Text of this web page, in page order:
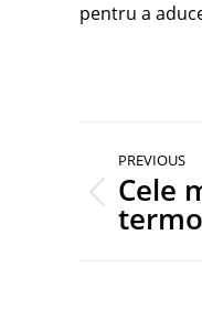
pentru a
Post
PREVIOUS
Previous
post:
Cele